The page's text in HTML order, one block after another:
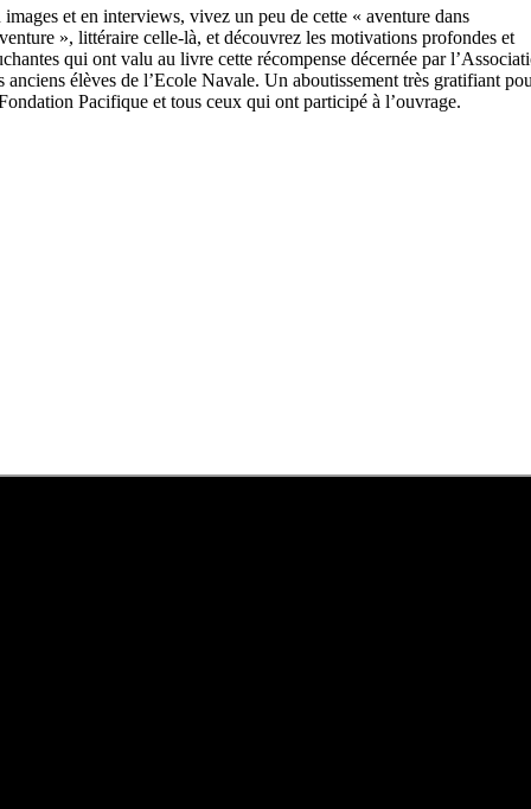
images et en interviews, vivez un peu de cette « aventure dans
», littéraire celle-là, et découvrez les motivations profondes et
qui ont valu au livre cette récompense décernée par
anciens élèves de l’Ecole Navale. Un aboutissement très gratifiant
Pacifique et tous ceux qui ont participé à l’ouvrage.